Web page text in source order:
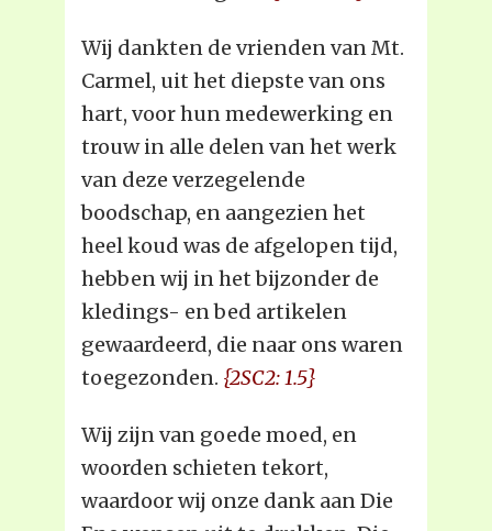
Wij dankten de vrienden van Mt.
Carmel, uit het diepste van ons
hart, voor hun medewerking en
trouw in alle delen van het werk
van deze verzegelende
boodschap, en aangezien het
heel koud was de afgelopen tijd,
hebben wij in het bijzonder de
kledings- en bed artikelen
gewaardeerd, die naar ons waren
toegezonden. {2SC2: 1.5}
Wij zijn van goede moed, en
woorden schieten tekort,
waardoor wij onze dank aan Die